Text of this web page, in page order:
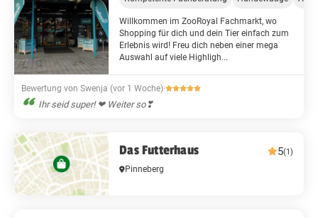
Willkommen im ZooRoyal Fachmarkt, wo
Shopping für dich und dein Tier einfach zum
Erlebnis wird! Freu dich neben einer mega
Auswahl auf viele Highligh...
Bewertung von Swenja (vor 1 Woche)·
Ihr seid super! ❤ Weiter so❣
Das Futterhaus 5(1)
Pinneberg